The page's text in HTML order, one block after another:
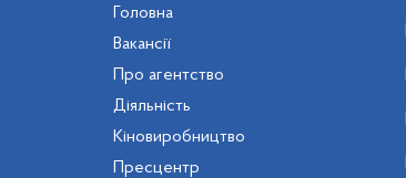
Головна
Вакансії
Про агентство
Діяльність
Кіновиробництво
Пресцентр